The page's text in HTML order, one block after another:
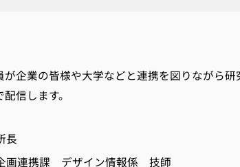
企業の皆様や大学などと連携を図りながら研
信します。
長
連携課 デザイン情報係 技師